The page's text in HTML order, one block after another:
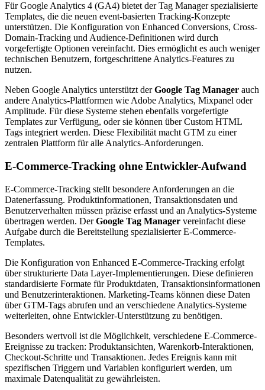
Für Google Analytics 4 (GA4) bietet der Tag Manager spezialisierte
Templates, die die neuen event-basierten Tracking-Konzepte
unterstützen. Die Konfiguration von Enhanced Conversions, Cross-
Domain-Tracking und Audience-Definitionen wird durch
vorgefertigte Optionen vereinfacht. Dies ermöglicht es auch weniger
technischen Benutzern, fortgeschrittene Analytics-Features zu
nutzen.
Neben Google Analytics unterstützt derGoogle Tag Manager auch
andere Analytics-Plattformen wie Adobe Analytics, Mixpanel oder
Amplitude. Für diese Systeme stehen ebenfalls vorgefertigte
Templates zur Verfügung, oder sie können über Custom HTML
Tags integriert werden. Diese Flexibilität macht GTM zu einer
zentralen Plattform für alle Analytics-Anforderungen.
E-Commerce-Tracking ohne Entwickler-Aufwand
E-Commerce-Tracking stellt besondere Anforderungen an die
Datenerfassung. Produktinformationen, Transaktionsdaten und
Benutzerverhalten müssen präzise erfasst und an Analytics-Systeme
übertragen werden. DerGoogle Tag Manager vereinfacht diese
Aufgabe durch die Bereitstellung spezialisierter E-Commerce-
Templates.
Die Konfiguration von Enhanced E-Commerce-Tracking erfolgt
über strukturierte Data Layer-Implementierungen. Diese definieren
standardisierte Formate für Produktdaten, Transaktionsinformationen
und Benutzerinteraktionen. Marketing-Teams können diese Daten
über GTM-Tags abrufen und an verschiedene Analytics-Systeme
weiterleiten, ohne Entwickler-Unterstützung zu benötigen.
Besonders wertvoll ist die Möglichkeit, verschiedene E-Commerce-
Ereignisse zu tracken: Produktansichten, Warenkorb-Interaktionen,
Checkout-Schritte und Transaktionen. Jedes Ereignis kann mit
spezifischen Triggern und Variablen konfiguriert werden, um
maximale Datenqualität zu gewährleisten.